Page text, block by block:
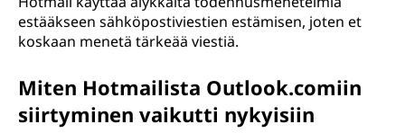
estääkseen sähköpostiviestien estämisen, joten et
koskaan menetä tärkeää viestiä.
Miten Hotmailista Outlook.comiin
siirtyminen vaikutti nykyisiin